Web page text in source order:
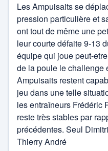
Pétanque
Rugby
sport aérien
Sport d'eau
sport de combat
Tennis
Tennis de Table
Les Ampuisaits se
pression particulière et
ont tout de même une
leur courte défaite 9-13
équipe qui joue peut-
de la poule le challenge
Ampuisaits restent
jeu dans une telle
les entraîneurs Frédéric
reste très stables par
précédentes. Seul
Thierry André